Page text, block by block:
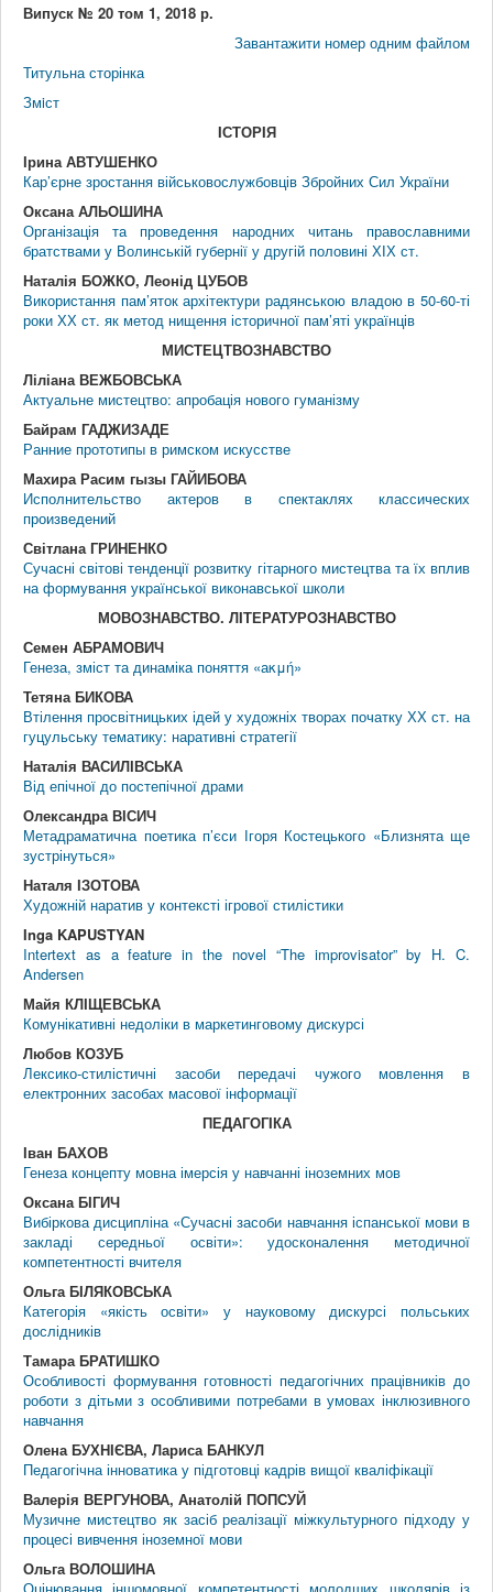
Випуск № 20 том 1, 2018 р.
Завантажити номер одним файлом
Титульна сторінка
Змiст
IСТОРIЯ
Ірина АВТУШЕНКО
Кар’єрне зростання військовослужбовців Збройних Сил України
Оксана АЛЬОШИНА
Організація та проведення народних читань православними
братствами у Волинській губернії у другій половині ХІХ ст.
Наталія БОЖКО, Леонід ЦУБОВ
Використання пам’яток архітектури радянською владою в 50-60-ті
роки ХХ ст. як метод нищення історичної пам’яті українців
МИСТЕЦТВОЗНАВСТВО
Ліліана ВЕЖБОВСЬКА
Актуальне мистецтво: апробація нового гуманізму
Байрам ГАДЖИЗАДЕ
Ранние прототипы в римском искусстве
Махира Расим гызы ГАЙИБОВА
Исполнительство актеров в спектаклях классических
произведений
Світлана ГРИНЕНКО
Сучасні світові тенденції розвитку гітарного мистецтва та їх вплив
на формування української виконавської школи
МОВОЗНАВСТВО. ЛIТЕРАТУРОЗНАВСТВО
Семен АБРАМОВИЧ
Генеза, зміст та динаміка поняття «аκμή»
Тетяна БИКОВА
Втілення просвітницьких ідей у художніх творах початку ХХ ст. на
гуцульську тематику: наративні стратегії
Наталія ВАСИЛІВСЬКА
Від епічної до постепічної драми
Олександра ВІСИЧ
Метадраматична поетика п’єси Ігоря Костецького «Близнята ще
зустрінуться»
Наталя ІЗОТОВА
Художній наратив у контексті ігрової стилістики
Inga KAPUSTYAN
Intertext as a feature in the novel “The improvisator” by H. C.
Andersen
Майя КЛІЩЕВСЬКА
Комунікативні недоліки в маркетинговому дискурсі
Любов КОЗУБ
Лексико-стилістичні засоби передачі чужого мовлення в
електронних засобах масової інформації
ПЕДАГОГIКА
Іван БАХОВ
Генеза концепту мовна імерсія у навчанні іноземних мов
Оксана БІГИЧ
Вибіркова дисципліна «Сучасні засоби навчання іспанської мови в
закладі середньої освіти»: удосконалення методичної
компетентності вчителя
Ольга БІЛЯКОВСЬКА
Категорія «якість освіти» у науковому дискурсі польських
дослідників
Тамара БРАТИШКО
Особливості формування готовності педагогічних працівників до
роботи з дітьми з особливими потребами в умовах інклюзивного
навчання
Олена БУХНІЄВА, Лариса БАНКУЛ
Педагогічна інноватика у підготовці кадрів вищої кваліфікації
Валерія ВЕРГУНОВА, Анатолій ПОПСУЙ
Музичне мистецтво як засіб реалізації міжкультурного підходу у
процесі вивчення іноземної мови
Ольга ВОЛОШИНА